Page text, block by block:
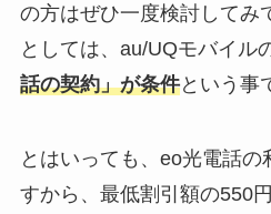
の方はぜひ一度検討してみ
としては、au/UQモバイル
話の契約」が条件という事
とはいっても、eo光電話
すから、最低割引額の550